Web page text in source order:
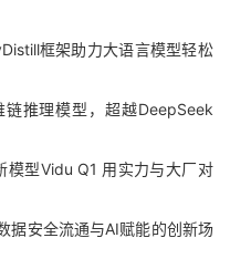
框架助力大语言模型轻松
推理模型，超越DeepSeek
模型Vidu Q1 用实力与大厂对
据安全流通与AI赋能的创新场